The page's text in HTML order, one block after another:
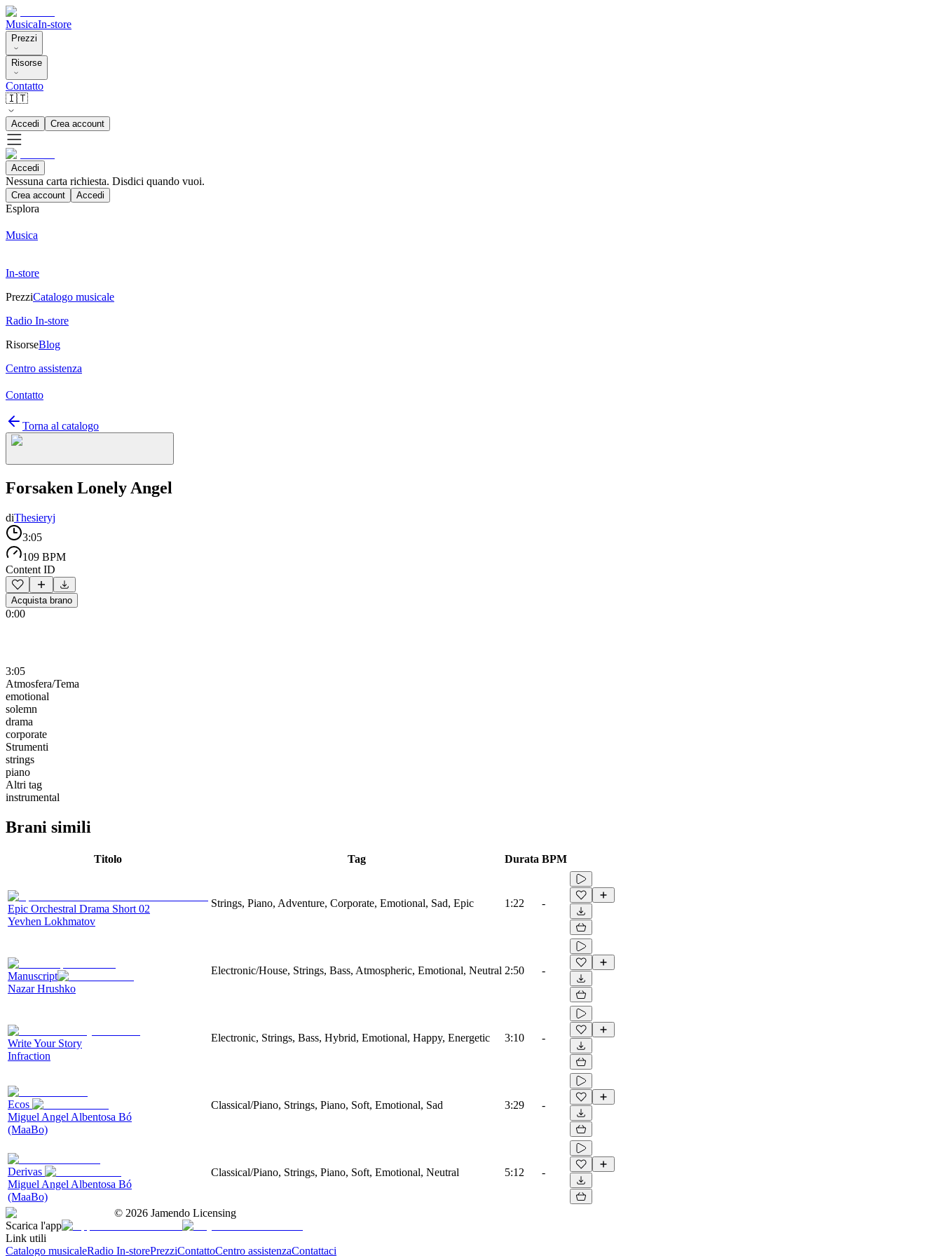
MusicaIn-store
Prezzi
Risorse
Contatto
🇮🇹
Accedi Crea account
Accedi
Nessuna carta richiesta. Disdici quando vuoi.
Crea account Accedi
Esplora
Musica
In-store
PrezziCatalogo musicale
Radio In-store
RisorseBlog
Centro assistenza
Contatto
Torna al catalogo
Forsaken Lonely Angel
diThesieryj
3:05
109 BPM
Content ID
Acquista brano
0:00
3:05
Atmosfera/Tema
emotional
solemn
drama
corporate
Strumenti
strings
piano
Altri tag
instrumental
Brani simili
Titolo Tag Durata BPM
Epic Orchestral Drama Short 02
Yevhen Lokhmatov
Strings, Piano, Adventure, Corporate, Emotional, Sad, Epic 1:22 -
Manuscript
Nazar Hrushko
Electronic/House, Strings, Bass, Atmospheric, Emotional, Neutral 2:50 -
Write Your Story
Infraction
Electronic, Strings, Bass, Hybrid, Emotional, Happy, Energetic 3:10 -
Ecos
Miguel Angel Albentosa Bó
(MaaBo)
Classical/Piano, Strings, Piano, Soft, Emotional, Sad 3:29 -
Derivas
Miguel Angel Albentosa Bó
(MaaBo)
Classical/Piano, Strings, Piano, Soft, Emotional, Neutral 5:12 -
© 2026 Jamendo Licensing
Scarica l'app
Link utili
Catalogo musicaleRadio In-storePrezziContattoCentro assistenzaContattaci